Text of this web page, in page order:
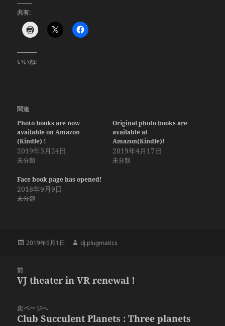
共有:
いいね:
関連
Photo books are now
available on Amazon
(Kindle) !
2019年3月24日
未分類
Original photo books are
available at
Amazon(Kindle)!
2019年4月17日
未分類
Face book page has opened!
2018年9月9日
未分類
投
2019年5月1日
作
dj.plugmatics
前
前
投
稿:
VJ theater in VR renewal !
次ページへ
次
Club Succulent Planets : Three planets